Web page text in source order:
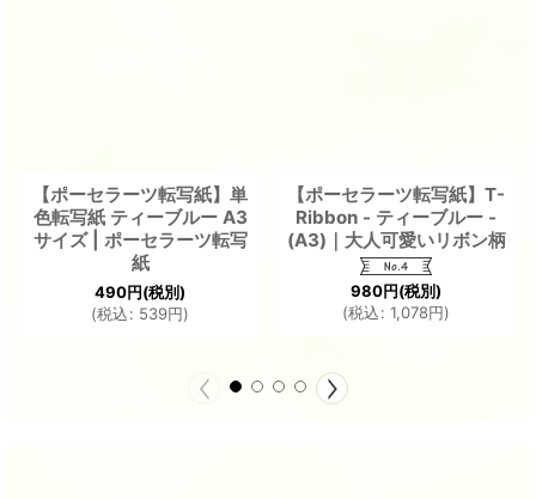
【ポーセラーツ転写紙】単
色転写紙 ティーブルー A3
サイズ | ポーセラーツ転写
紙
490円(税別)
(税込: 539円)
【ポーセラーツ転写紙】T-
Ribbon - ティーブルー -
(A3)｜大人可愛いリボン柄
980円(税別)
(税込: 1,078円)